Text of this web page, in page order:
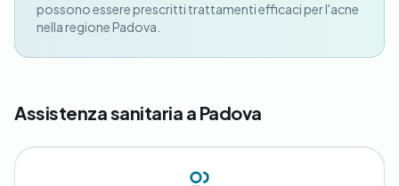
possono essere prescritti trattamenti efficaci per l'acne
nella regione Padova.
Assistenza sanitaria a Padova